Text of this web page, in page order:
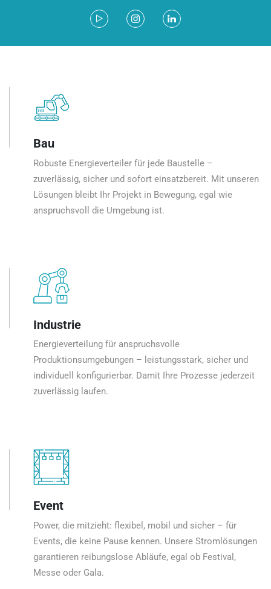
Bau
Robuste Energieverteiler für jede Baustelle –
zuverlässig, sicher und sofort einsatzbereit. Mit unseren
Lösungen bleibt Ihr Projekt in Bewegung, egal wie
anspruchsvoll die Umgebung ist.
Industrie
Energieverteilung für anspruchsvolle
Produktionsumgebungen – leistungsstark, sicher und
individuell konfigurierbar. Damit Ihre Prozesse jederzeit
zuverlässig laufen.
Event
Power, die mitzieht: flexibel, mobil und sicher – für
Events, die keine Pause kennen. Unsere Stromlösungen
garantieren reibungslose Abläufe, egal ob Festival,
Messe oder Gala.